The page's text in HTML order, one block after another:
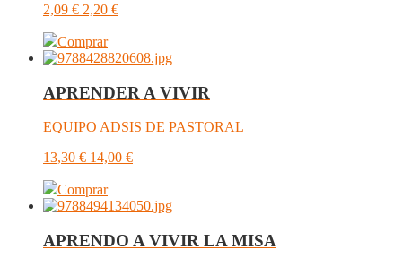
2,09 € 2,20 €
Comprar
APRENDER A VIVIR
EQUIPO ADSIS DE PASTORAL
13,30 € 14,00 €
Comprar
APRENDO A VIVIR LA MISA